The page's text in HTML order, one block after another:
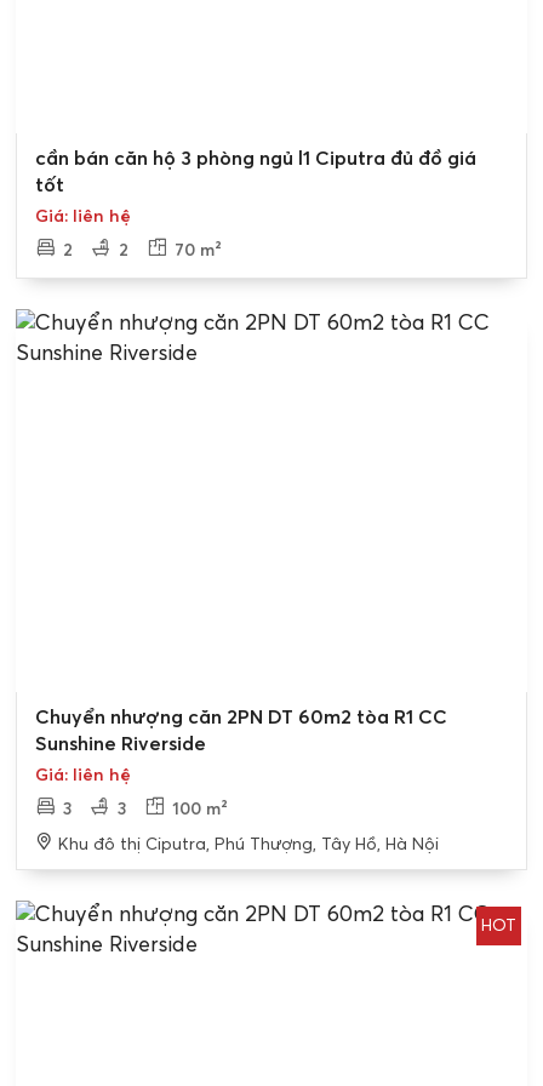
Bán gấp
cần bán căn hộ 3 phòng ngủ l1 Ciputra đủ đồ giá
tốt
Giá: liên hệ
2
2 70 m²
Bán gấp
Chuyển nhượng căn 2PN DT 60m2 tòa R1 CC
Sunshine Riverside
Giá: liên hệ
3
3 100 m²
Khu đô thị Ciputra, Phú Thượng, Tây Hồ, Hà Nội
HOT